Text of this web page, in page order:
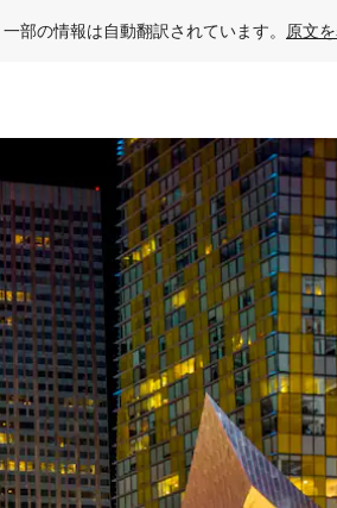
一部の情報は自動翻訳されています。 原文
面をタッチまたはスワイプして検索結果